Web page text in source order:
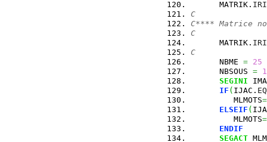
      MATRIK.
C
C**** Matrice
C
      MATRIK.
C
      NBME
= 25
      NBSOUS
= 1
SEGINI
IF ( IJAC. EQ
         MLMOTS
=
ELSEIF (
         MLMOTS
=
ENDIF
SEGACT